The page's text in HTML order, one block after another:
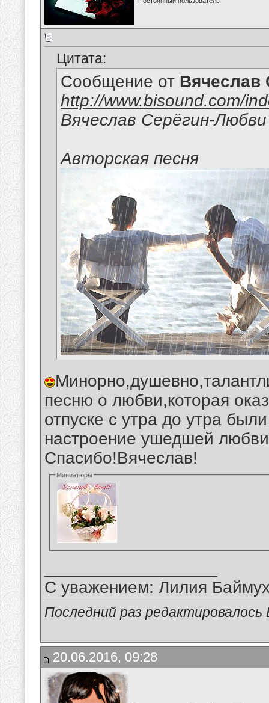
Цитата:
Сообщение от Вячеслав
http://www.bisound.com/
Вячеслав Серёгин-
Авторская песня
песню о любви,которая
отпуске с утра до утра
настроение ушедшей
Спасибо!Вячеслав!
Миниатюры
С уважением: Лилия
Последний раз
20.06.2016, 09:28